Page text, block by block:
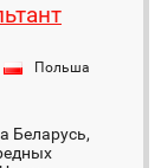
Польша
Беларусь,